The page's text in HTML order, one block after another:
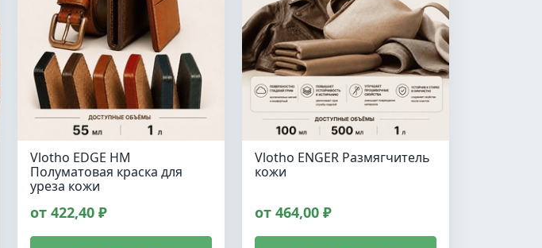
Vlotho EDGE HM
Полуматовая краска для
уреза кожи
от 422,40 ₽
Vlotho ENGER Размягчитель
кожи
от 464,00 ₽